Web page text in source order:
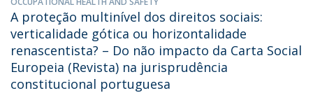
A proteção multinível dos direitos sociais:
verticalidade gótica ou horizontalidade
renascentista? – Do não impacto da Carta Social
Europeia (Revista) na jurisprudência
constitucional portuguesa